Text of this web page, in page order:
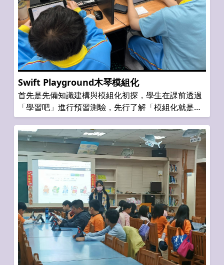
Swift Playground木琴模組化
首先是先備知識建構與模組化初探，學生在課前透過
「學習吧」進行預習測驗，先行了解「模組化就是將
大問題拆解為小模組」的核心概念。進入